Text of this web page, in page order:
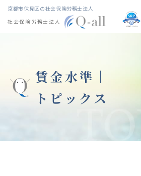
京都市伏見区の社会保険労務士法人
社会保険労務士法人
賃金水準｜
トピックス